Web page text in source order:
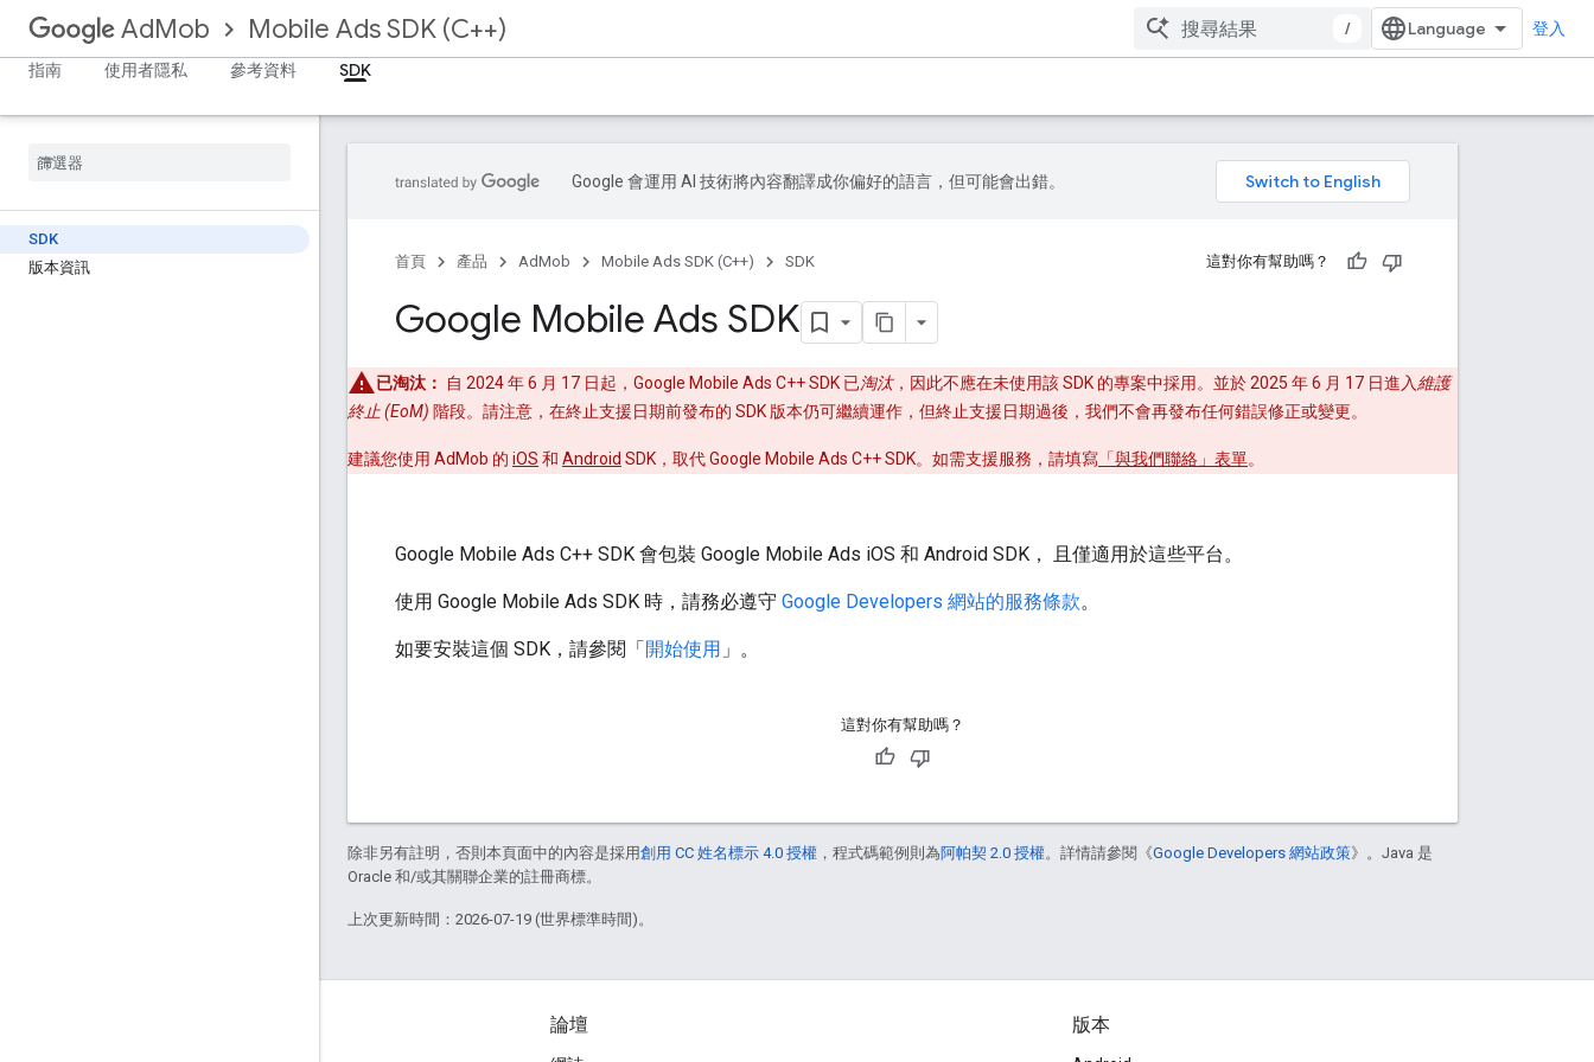
AdMob Mobile Ads SDK (C++) / 登入
指南 使用者隱私 參考資料 SDK
SDK
版本資訊
Google 會運用 AI 技術將內容翻譯成你偏好的語言，但可能會出錯。
首頁 產品 AdMob Mobile Ads SDK (C++) SDK 這對你有幫助嗎？
Google Mobile Ads SDK
已淘汰： 自 2024 年 6 月 17 日起，Google Mobile Ads C++ SDK 已淘汰，因此不應在未使用該 SDK 的專案中採用。並於 2025 年 6 月 17 日進入 維護
終止 (EoM) 階段。請注意，在終止支援日期前發布的 SDK 版本仍可繼續運作，但終止支援日期過後，我們不會再發布任何錯誤修正或變更。
建議您使用 AdMob 的 iOS 和 Android SDK，取代 Google Mobile Ads C++ SDK。如需支援服務，請填寫 「與我們聯絡」表單。
Google Mobile Ads C++ SDK 會包裝 Google Mobile Ads iOS 和 Android SDK， 且僅適用於這些平台。
使用 Google Mobile Ads SDK 時，請務必遵守 Google Developers 網站的服務條款。
如要安裝這個 SDK，請參閱「開始使用 」。
這對你有幫助嗎？
除非另有註明，否則本頁面中的內容是採用創用 CC 姓名標示 4.0 授權 ，程式碼範例則為阿帕契 2.0 授權。詳情請參閱《Google Developers 網站政策》。Java 是
Oracle 和/或其關聯企業的註冊商標。
上次更新時間：2026-07-19 (世界標準時間)。
論壇 版本